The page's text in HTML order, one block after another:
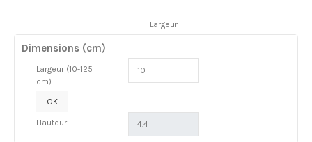
Largeur
Dimensions (cm)
Largeur (10-125
cm)
OK
Hauteur